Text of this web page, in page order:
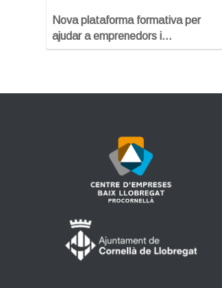
Nova plataforma formativa per
ajudar a emprenedors i…